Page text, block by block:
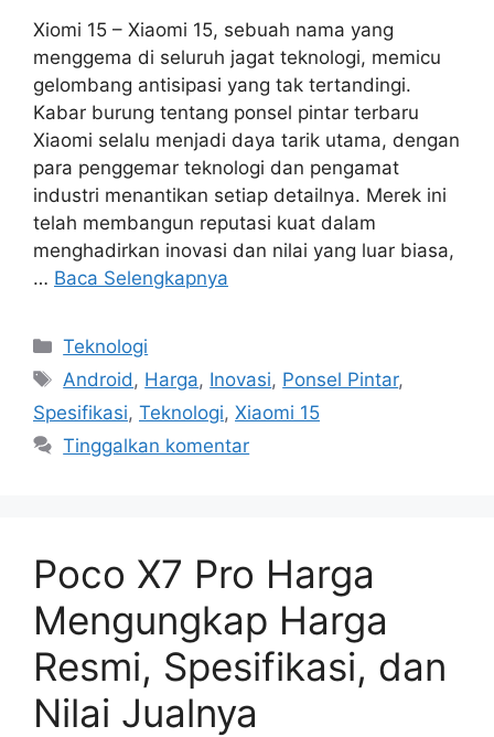
Xiomi 15 – Xiaomi 15, sebuah nama yang
menggema di seluruh jagat teknologi, memicu
gelombang antisipasi yang tak tertandingi.
Kabar burung tentang ponsel pintar terbaru
Xiaomi selalu menjadi daya tarik utama, dengan
para penggemar teknologi dan pengamat
industri menantikan setiap detailnya. Merek ini
telah membangun reputasi kuat dalam
menghadirkan inovasi dan nilai yang luar biasa,
… Baca Selengkapnya
Kategori
Teknologi
Tag
Android , Harga, Inovasi, Ponsel Pintar,
Spesifikasi, Teknologi, Xiaomi 15
Tinggalkan komentar
Poco X7 Pro Harga
Mengungkap Harga
Resmi, Spesifikasi, dan
Nilai Jualnya